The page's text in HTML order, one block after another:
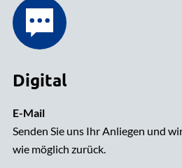
Digital
E-Mail
Senden Sie uns Ihr Anliegen und
wie möglich zurück.